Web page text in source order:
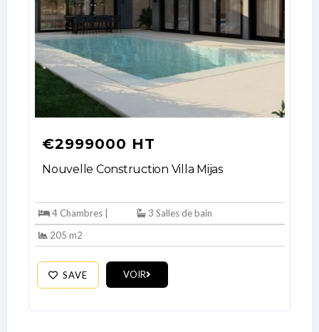
€2999000 HT
Nouvelle Construction Villa Mijas
4 Chambres |
3 Salles de bain
205 m2
SAVE VOIR